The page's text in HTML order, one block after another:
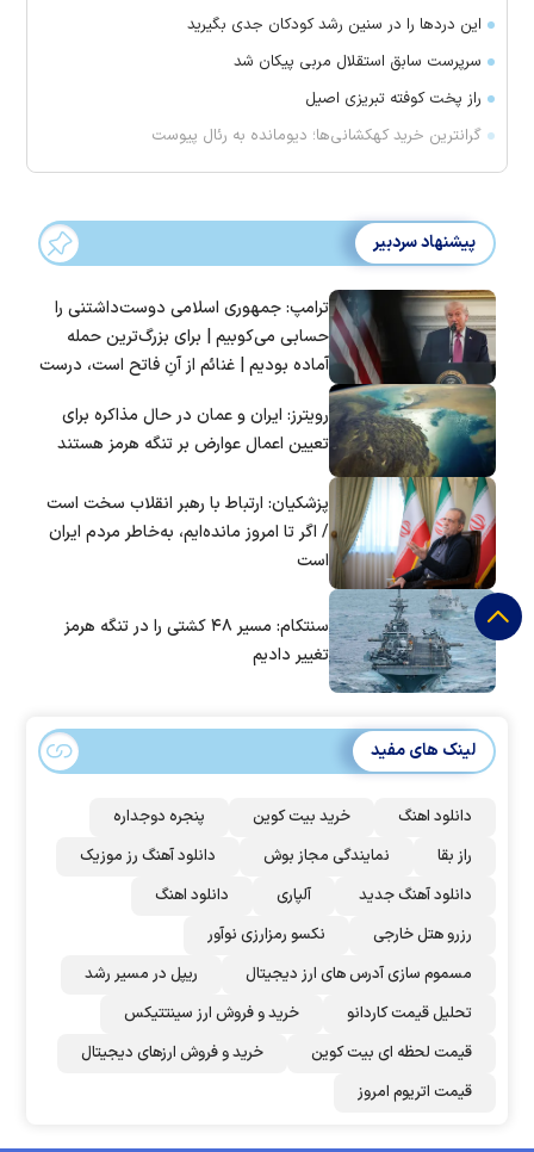
این درد‌ها را در سنین رشد کودکان جدی بگیرید
سرپرست سابق استقلال مربی پیکان شد
راز پخت کوفته تبریزی اصیل
گرانترین خرید کهکشانی‌ها؛ دیومانده به رئال پیوست
پیشنهاد سردبیر
ترامپ: جمهوری اسلامی دوست‌داشتنی را
حسابی می‌کوبیم | برای بزرگ‌ترین حمله
آماده بودیم | غنائم از آنِ فاتح است، درست
رویترز: ایران و عمان در حال مذاکره برای
تعیین اعمال عوارض بر تنگه هرمز هستند
پزشکیان: ارتباط با رهبر انقلاب سخت است
/ اگر تا امروز مانده‌ایم، به‌خاطر مردم ایران
است
سنتکام: مسیر ۴۸ کشتی را در تنگه هرمز
تغییر دادیم
لینک های مفید
دانلود اهنگ خرید بیت کوین
پنجره دوجداره
راز بقا
نمایندگی مجاز بوش
دانلود آهنگ رز‌ موزیک
دانلود آهنگ جدید
آلپاری
دانلود اهنگ
رزرو هتل خارجی
نکسو رمزارزی نوآور
مسموم سازی آدرس های ارز دیجیتال
ریپل در مسیر رشد
تحلیل قیمت کاردانو
خرید و فروش ارز سینتتیکس
قیمت لحظه ای بیت کوین
خرید و فروش ارزهای دیجیتال
قیمت اتریوم امروز